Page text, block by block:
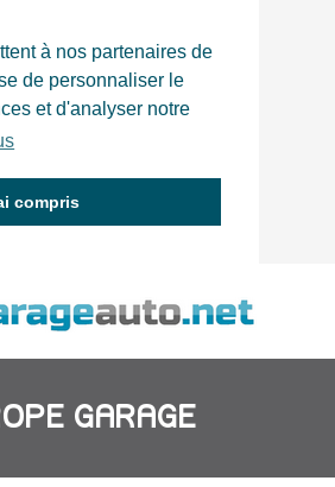
à nos partenaires de
de personnaliser le
et d'analyser notre
compris
GARAGE